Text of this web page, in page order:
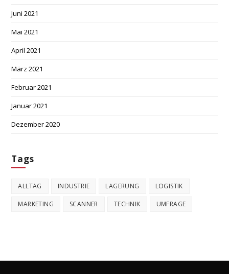
Juni 2021
Mai 2021
April 2021
März 2021
Februar 2021
Januar 2021
Dezember 2020
Tags
ALLTAG INDUSTRIE LAGERUNG LOGISTIK
MARKETING SCANNER TECHNIK UMFRAGE